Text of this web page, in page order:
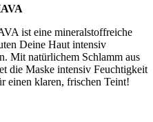
ist eine mineralstoffreiche
Deine Haut intensiv
Mit natürlichem Schlamm aus
die Maske intensiv Feuchtigkeit
einen klaren, frischen Teint!